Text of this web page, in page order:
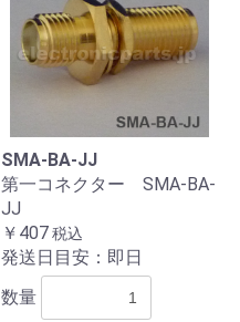
SMA-BA-JJ
第一コネクター SMA-BA-
JJ
￥407税込
発送日目安：即日
数量